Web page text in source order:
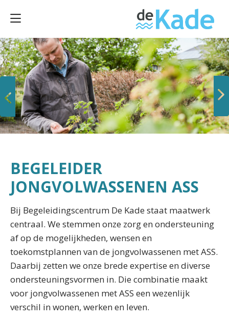
Vorige
Volgende
BEGELEIDER
JONGVOLWASSENEN ASS
Bij Begeleidingscentrum De Kade staat maatwerk
centraal. We stemmen onze zorg en ondersteuning
af op de mogelijkheden, wensen en
toekomstplannen van de jongvolwassenen met ASS.
Daarbij zetten we onze brede expertise en diverse
ondersteuningsvormen in. Die combinatie maakt
voor jongvolwassenen met ASS een wezenlijk
verschil in wonen, werken en leven.